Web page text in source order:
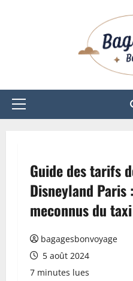
Menu
Guide des tarifs
Disneyland Paris
meconnus du taxi
bagagesbonvoyage
5 août 2024
7 minutes lues